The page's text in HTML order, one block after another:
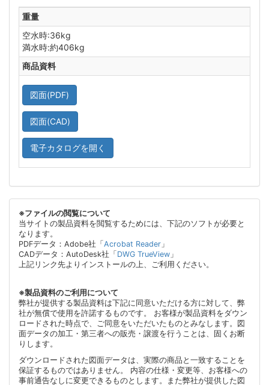
重量
空水時:36kg
満水時:約406kg
商品資料
図面(PDF)
図面(CAD)
電子カタログを開く
※ファイルの閲覧について
当サイトの製品資料を閲覧するためには、下記のソフトが必要と
なります。
PDFデータ：Adobe社「 Acrobat Reader 」
CADデータ：AutoDesk社「 DWG TrueView 」
上記リンク先よりインストールの上、ご利用ください。
※製品資料のご利用について
弊社が提供する製品資料は下記に同意いただける方に対して、弊
社が無償で使用を許諾するものです。 お客様が製品資料をダウン
ロードされた時点で、ご同意をいただいたものとみなします。図
面データの加工・第三者への販売・譲渡を行うことは、固くお断
りします。
ダウンロードされた図面データは、実際の商品と一致することを
保証するものではありません。 内容の仕様・変更等、お客様への
事前通告なしに変更できるものとします。また弊社が提供した図